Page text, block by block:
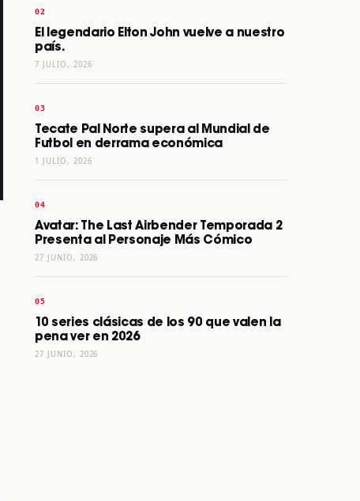
El legendario Elton John vuelve a nuestro
país.
7 JULIO, 2026
Tecate Pal Norte supera al Mundial de
Futbol en derrama económica
1 JULIO, 2026
Avatar: The Last Airbender Temporada 2
Presenta al Personaje Más Cómico
27 JUNIO, 2026
10 series clásicas de los 90 que valen la
pena ver en 2026
27 JUNIO, 2026